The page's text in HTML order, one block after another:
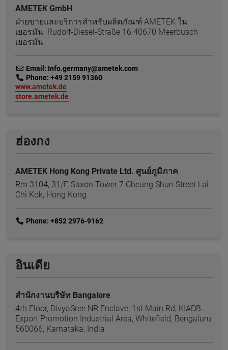
AMETEK GmbH
ฝ่ายขายและบริการสำหรับผลิตภัณฑ์ AMETEK ใน
เยอรมัน Rudolf-Diesel-Straße 16 40670 Meerbusch
เยอรมัน
link Email: Info.germany@ametek.com
link Phone: +49 2159 91360
link
www.ametek.de
link
store.ametek.de
ฮ่องกง
AMETEK Hong Kong Private Ltd. ศูนย์ภูมิภาค
Rm 3104, 31/F, Saxon Tower 7 Cheung Shun Street Lai
Chi Kok, Hong Kong
link Phone: +852 2976-9162
อินเดีย
สำนักงานบริษัท Bangalore
4th Floor, DivyaSree NR Enclave, 1st Main Rd, KIADB
Export Promotion Industrial Area, Whitefield, Bengaluru
560066, Karnataka, India